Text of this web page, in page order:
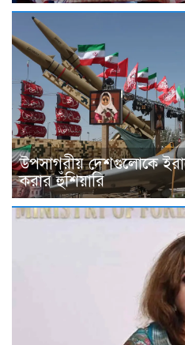
উপসাগরীয় দেশগুলোকে
করার হুঁশিয়ারি